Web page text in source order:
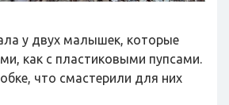
у двух малышек, которые
как с пластиковыми пупсами.
что смастерили для них